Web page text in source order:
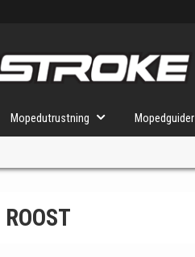
Mopedutrustning Mopedguider
FÖR RÄTT DELAR
ROOST